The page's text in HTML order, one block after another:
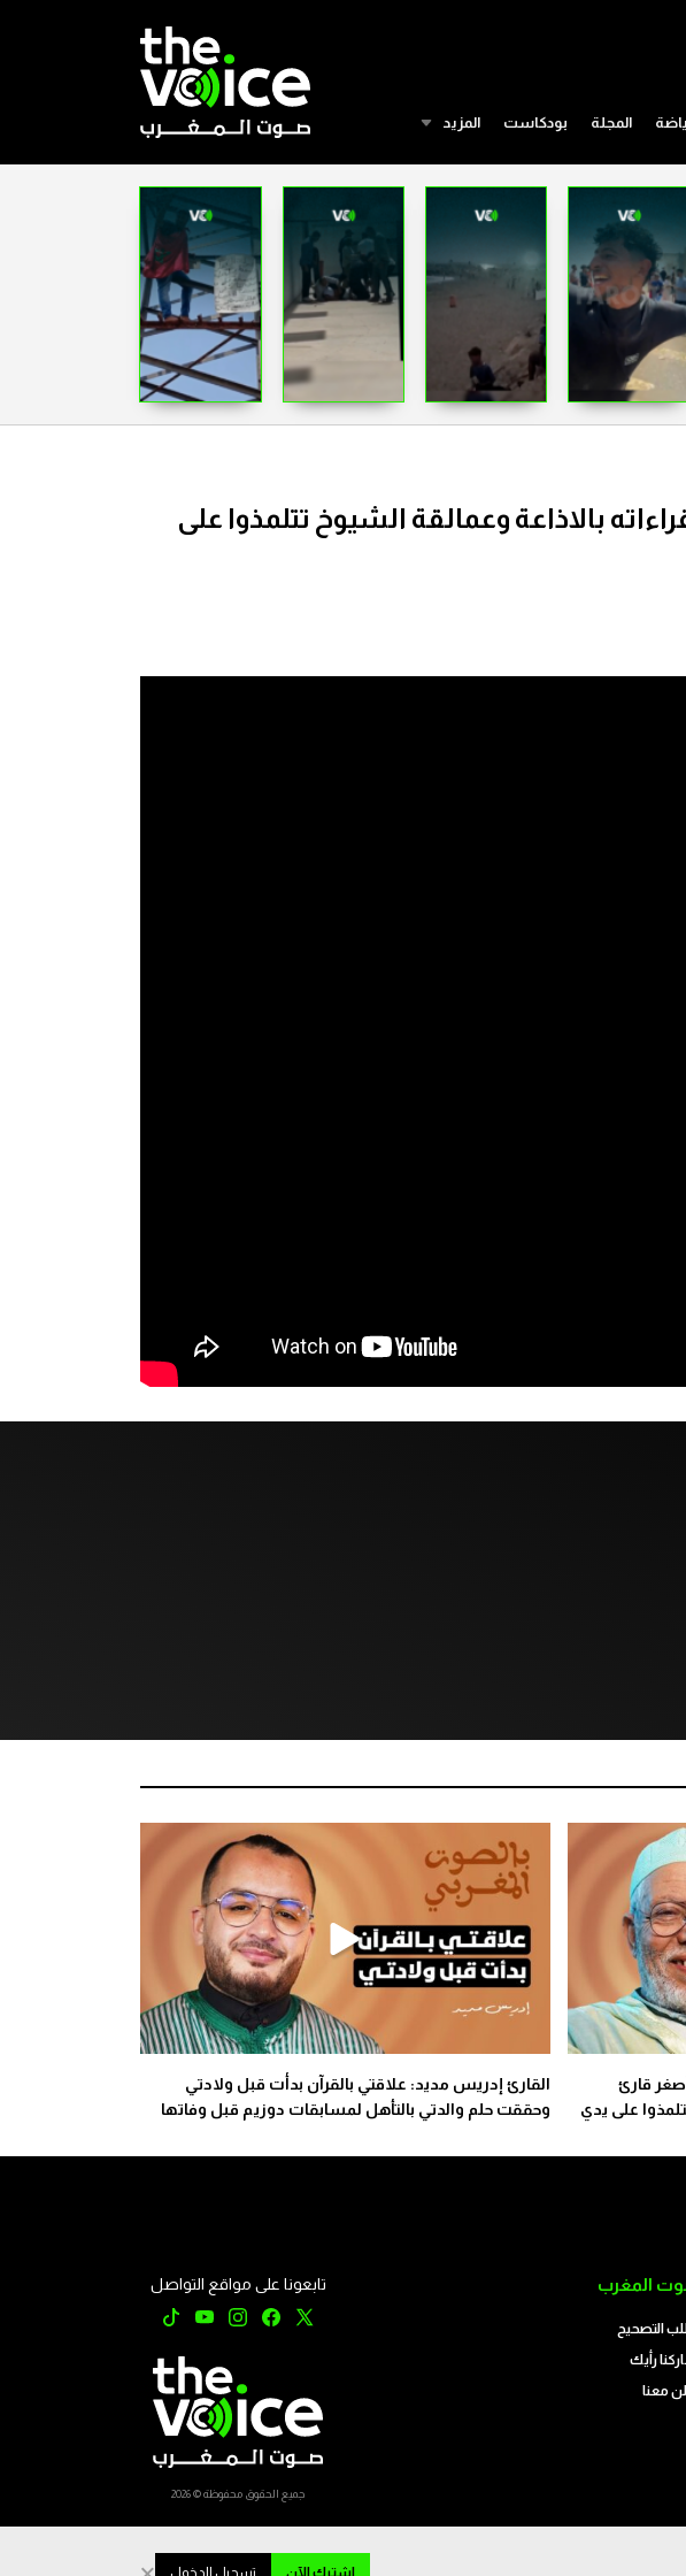
المجلة بودكاست المزيد
بالاذاعة وعمالقة الشيوخ تتلمذوا على
قارئ
على يدي
القارئ إدريس مديد: علاقتي بالقرآن بدأت قبل ولادتي
وحققت حلم والدتي بالتأهل لمسابقات دوزيم قبل وفاتها
اشترك الآن تسجيل الدخول
المغرب
التصحيح
رأيك
معنا
تابعونا على مواقع التواصل
جميع الحقوق محفوظة © 2026